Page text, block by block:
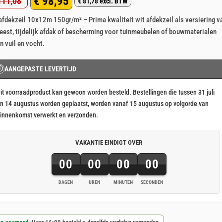
klant
10x12m 150gr/m² – Prima kwaliteit wit afdekzeil als versiering
tijdelijk afdak of bescherming voor tuinmeubelen of bouwmaterialen
vuil en vocht.
AANGEPASTE LEVERTIJD
voorraadproduct kan gewoon worden besteld. Bestellingen die tussen 31 juli
14 augustus worden geplaatst, worden vanaf 15 augustus op volgorde van
verwerkt en verzonden.
VAKANTIE EINDIGT OVER
00
DAGEN
00
UREN
00
MINUTEN
00
SECONDEN